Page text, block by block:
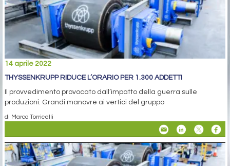
14 aprile 2022
THYSSENKRUPP RIDUCE L’ORARIO PER 1.300 ADDETTI
Il provvedimento provocato dall’impatto della guerra sulle
produzioni. Grandi manovre ai vertici del gruppo
di Marco Torricelli